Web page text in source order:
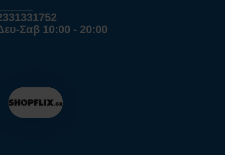
Σαβ 10:00 - 20:00